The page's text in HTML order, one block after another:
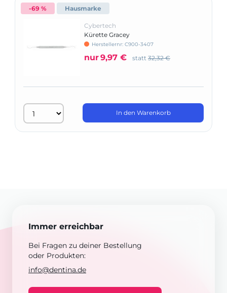
-69 % Hausmarke
Cybertech
Kürette Gracey
Herstellernr: C900-3407
nur9,97 € statt 32,32 €
In den Warenkorb
Immer erreichbar
Bei Fragen zu deiner Bestellung
oder Produkten:
info@dentina.de